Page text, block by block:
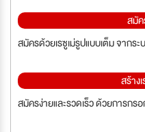
สมั
สมัครด้วยเรซูเม่รูปแบบเต็ม จากร
สร้าง
สมัครง่ายและรวดเร็ว ด้วยการกร